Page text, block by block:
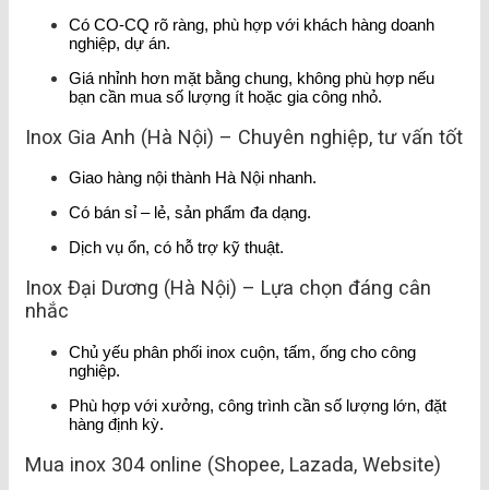
Có CO-CQ rõ ràng, phù hợp với khách hàng doanh
nghiệp, dự án.
Giá nhỉnh hơn mặt bằng chung, không phù hợp nếu
bạn cần mua số lượng ít hoặc gia công nhỏ.
Inox Gia Anh (Hà Nội) – Chuyên nghiệp, tư vấn tốt
Giao hàng nội thành Hà Nội nhanh.
Có bán sỉ – lẻ, sản phẩm đa dạng.
Dịch vụ ổn, có hỗ trợ kỹ thuật.
Inox Đại Dương (Hà Nội) – Lựa chọn đáng cân
nhắc
Chủ yếu phân phối inox cuộn, tấm, ống cho công
nghiệp.
Phù hợp với xưởng, công trình cần số lượng lớn, đặt
hàng định kỳ.
Mua inox 304 online (Shopee, Lazada, Website)